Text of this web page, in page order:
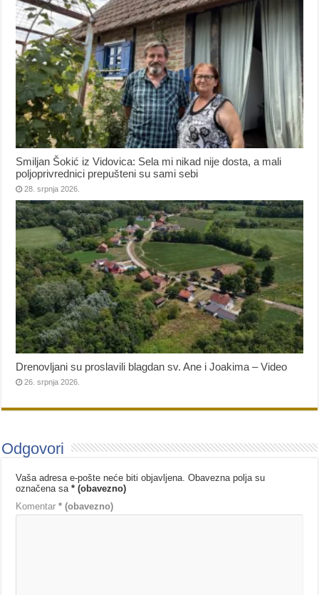
Smiljan Šokić iz Vidovica: Sela mi nikad nije dosta, a mali
poljoprivrednici prepušteni su sami sebi
28. srpnja 2026.
Drenovljani su proslavili blagdan sv. Ane i Joakima – Video
26. srpnja 2026.
Odgovori
Vaša adresa e-pošte neće biti objavljena. Obavezna polja su
označena sa* (obavezno)
Komentar* (obavezno)